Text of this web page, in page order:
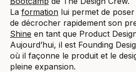
La formation lui permet de
de décrocher rapidement son
Shine en tant que Product
Aujourd’hui, il est Founding
où il façonne le produit et le
pleine expansion.